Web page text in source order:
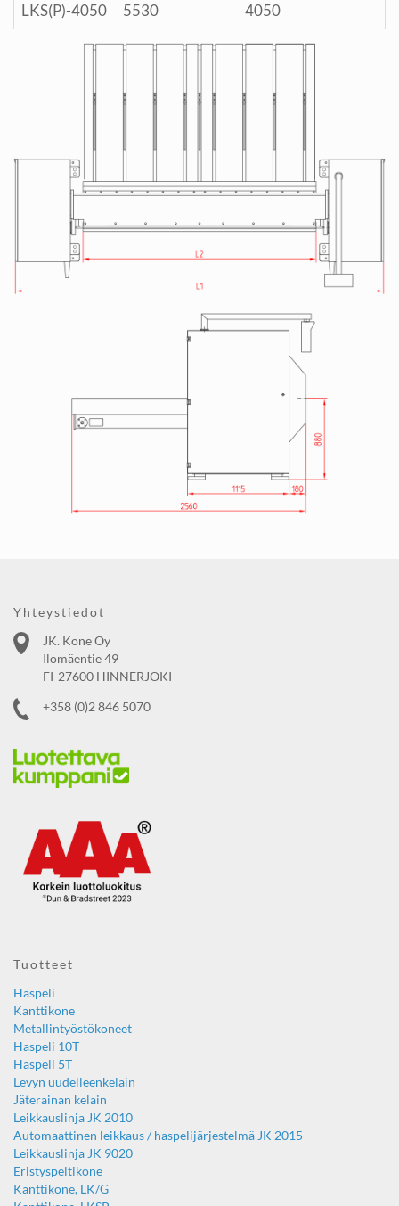
LKS(P)-4050
5530 4050
Yhteystiedot
JK. Kone Oy
Ilomäentie 49
FI-27600 HINNERJOKI
+358 (0)2 846 5070
Tuotteet
Haspeli
Kanttikone
Metallintyöstökoneet
Haspeli 10T
Haspeli 5T
Levyn uudelleenkelain
Jäterainan kelain
Leikkauslinja JK 2010
Automaattinen leikkaus / haspelijärjestelmä JK 2015
Leikkauslinja JK 9020
Eristyspeltikone
Kanttikone, LK/G